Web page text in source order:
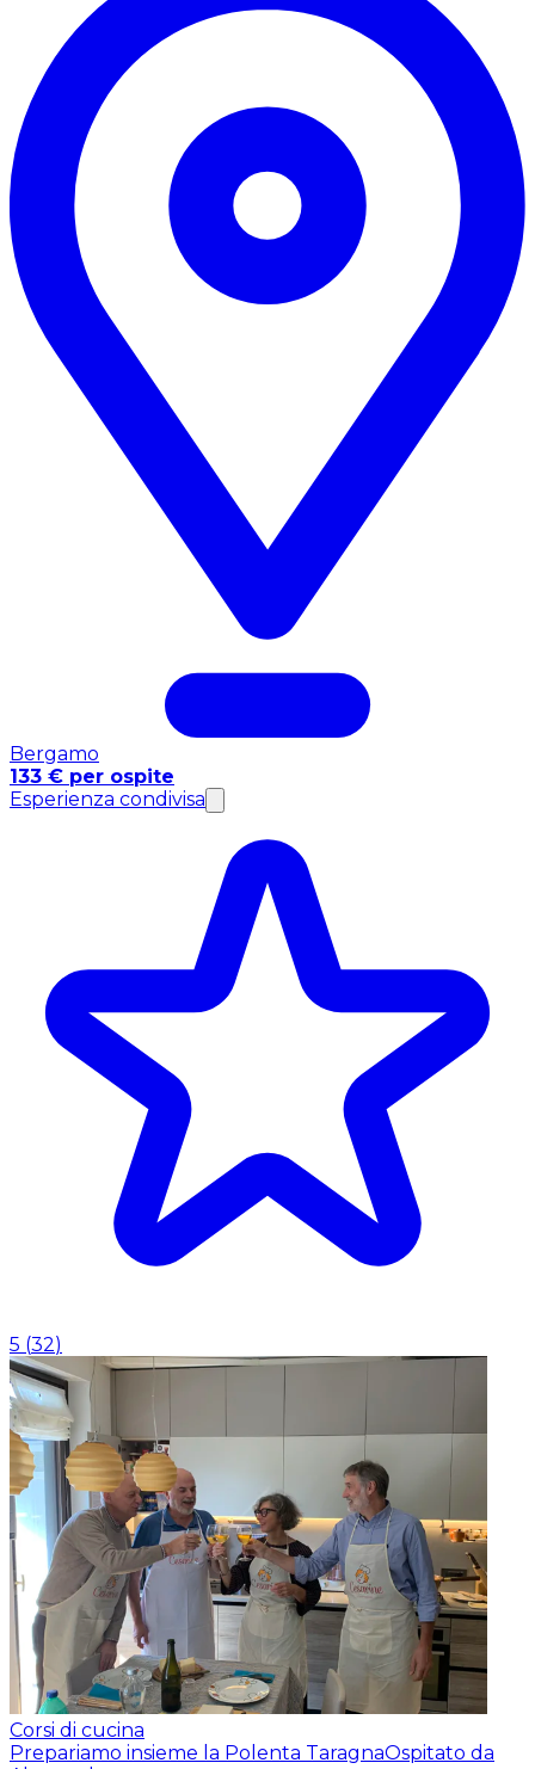
Bergamo
133 € per ospite
Esperienza condivisa
5 (32)
Corsi di cucina
Prepariamo insieme la Polenta TaragnaOspitato da